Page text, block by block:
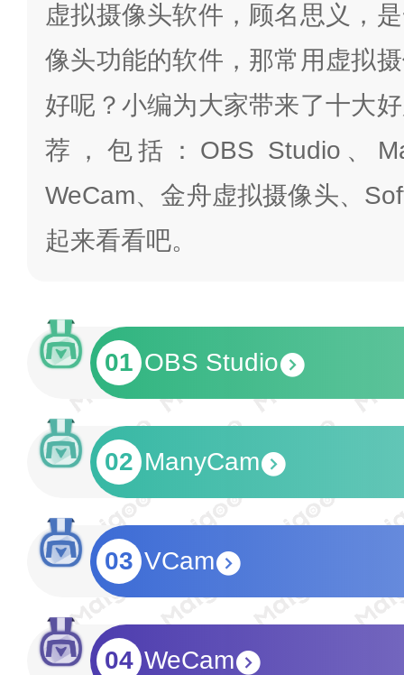
虚拟摄像头软件，顾名思义，
像头功能的软件，那常用虚拟
好呢？小编为大家带来了十大
荐，包括：OBS Studio、
WeCam、金舟虚拟摄像头、
起来看看吧。
01 OBS Studio
02 ManyCam
03 VCam
04 WeCam